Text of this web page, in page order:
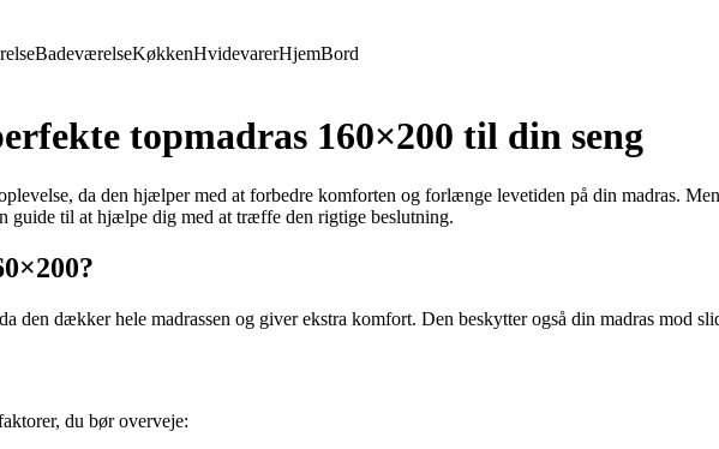
BadeværelseKøkkenHvidevarerHjemBord
topmadras 160×200 til din seng
da den hjælper med at forbedre komforten og forlænge levetiden på din madras.
guide til at hjælpe dig med at træffe den rigtige beslutning.
den dækker hele madrassen og giver ekstra komfort. Den beskytter også din madras mod
du bør overveje: